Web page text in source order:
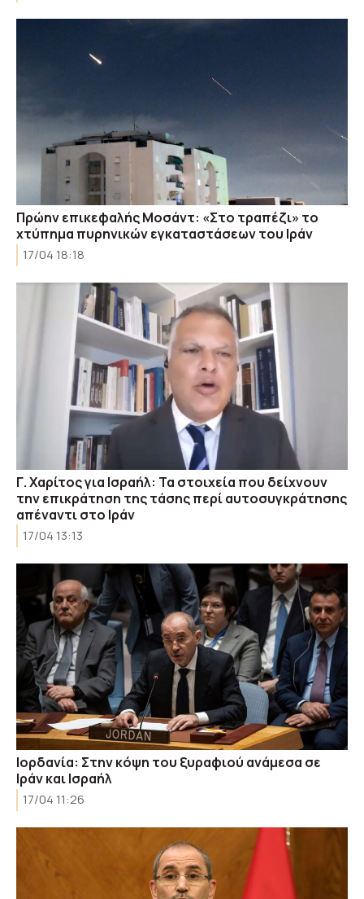
Πρώην επικεφαλής Μοσάντ: «Στο τραπέζι» το
χτύπημα πυρηνικών εγκαταστάσεων του Ιράν
17/04 18:18
Γ. Χαρίτος για Ισραήλ: Τα στοιχεία που δείχνουν
την επικράτηση της τάσης περί αυτοσυγκράτησης
απέναντι στο Ιράν
17/04 13:13
Ιορδανία: Στην κόψη του ξυραφιού ανάμεσα σε
Ιράν και Ισραήλ
17/04 11:26